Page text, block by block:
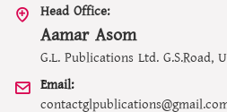
Head Office:
Aamar Asom
G.L. Publications Ltd. G.S.Road,
Email: